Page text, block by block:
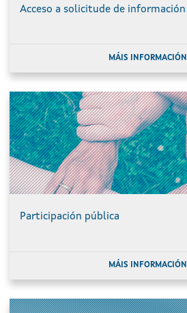
Acceso a solicitude de información
MÁIS INFORMACIÓN
Participación pública
MÁIS INFORMACIÓN